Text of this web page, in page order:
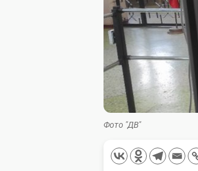
Фото "ДВ"